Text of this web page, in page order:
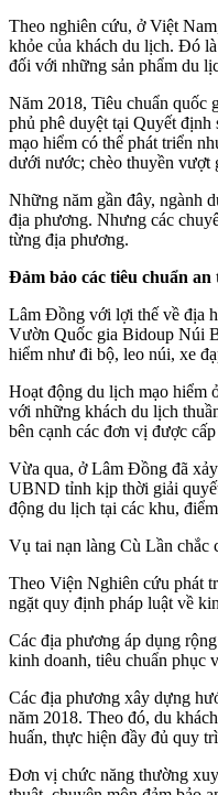
Theo nghiên cứu, ở Việt
khỏe của khách du lịch. Đó
đối với những sản phẩm du
Năm 2018, Tiêu chuẩn quốc
phủ phê duyệt tại Quyết
mạo hiểm có thể phát triển
dưới nước; chèo thuyền vượt
Những năm gần đây, ngành
địa phương. Nhưng các
từng địa phương.
Đảm bảo các tiêu chuẩn an
Lâm Đồng với lợi thế về địa
Vườn Quốc gia Bidoup Núi
hiểm như đi bộ, leo núi, xe
Hoạt động du lịch mạo hiểm
với những khách du lịch
bên cạnh các đơn vị được
Vừa qua, ở Lâm Đồng đã
UBND tỉnh kịp thời giải quyết
động du lịch tại các khu,
Vụ tai nạn làng Cù Lần chắc
Theo Viện Nghiên cứu phát
ngặt quy định pháp luật về
Các địa phương áp dụng
kinh doanh, tiêu chuẩn phục
Các địa phương xây dựng
năm 2018. Theo đó, du
huấn, thực hiện đầy đủ quy
Đơn vị chức năng thường